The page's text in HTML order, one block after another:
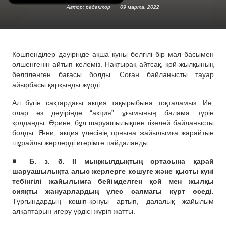
Автор: редактор 09 марта, 2022
Көшпенділер дәуірінде ақша құны белгілі бір мал басымен
өлшенгенін айтып келеміз. Нақтырақ айтсақ, қой-жылқының
белгіленген бағасы болды. Соған байланысты тауар
айырбасы қарқынды жүрді.
Ал бүгін сақтардағы акция тақырыбына тоқталамыз. Иә,
олар өз дәуірінде “акция” ұғымының балама түрін
қолданды. Әрине, бұл шаруашылықпен тікелей байланысты
болды. Яғни, акция үлесінің орнына жайылымға жарайтын
шұрайлы жерлерді игерімге пайдаланды.
◾️ Б. з. б. II мыңжылдықтың ортасына қарай
шаруашылықта алыс жерлерге көшуге және қысты күні
тебінгілі жайылымға бейімделген қой мен жылқы
сияқты жануарлардың үлес салмағы күрт өседі.
Тұрғындардың көшіп-қонуы артып, далалық жайылым
алқаптарын игеру үрдісі жүріп жатты.